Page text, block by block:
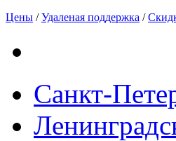
Цены /Удаленая поддержка /
Санкт-